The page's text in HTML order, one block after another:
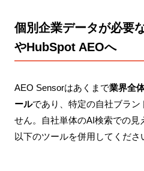
個別企業データが必要
やHubSpot AEOへ
AEO Sensorはあくまで業界全
ールであり、特定の自社ブラン
せん。自社単体のAI検索での見
以下のツールを併用してくださ